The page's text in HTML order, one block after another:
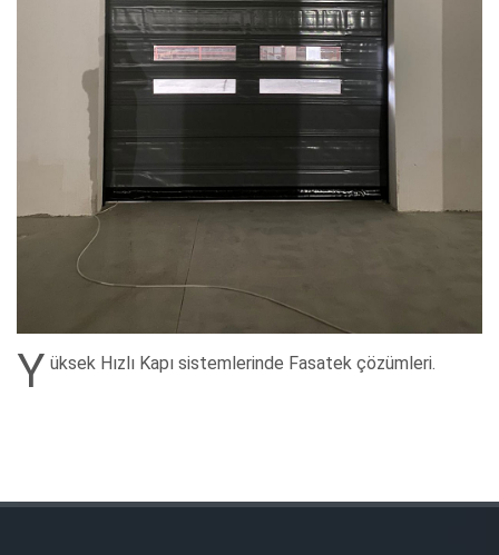
Y üksek Hızlı Kapı sistemlerinde Fasatek çözümleri.